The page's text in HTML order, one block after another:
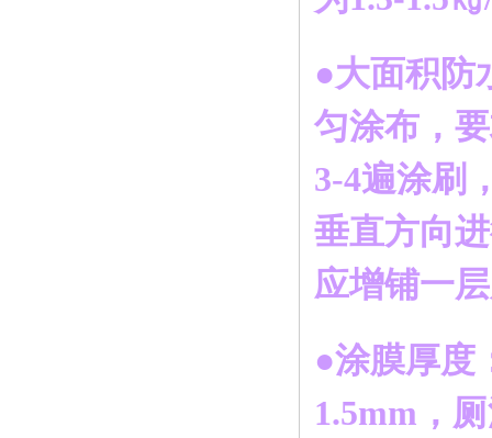
●大面积防
匀涂布，
3-4遍涂刷
垂直方向
应增铺一
●涂膜厚度
1.5mm，